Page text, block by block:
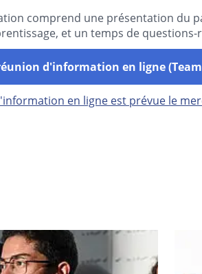
comprend une présentation du
et un temps de questions-
d'information en ligne
en ligne est prévue le